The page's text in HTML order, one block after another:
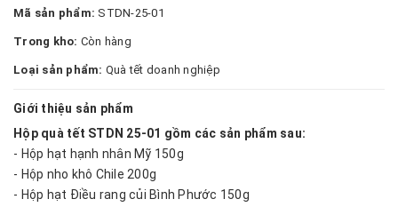
Mã sản phẩm: STDN-25-01
Trong kho: Còn hàng
Loại sản phẩm: Quà tết doanh nghiệp
Giới thiệu sản phẩm
Hộp quà tết STDN 25-01 gồm các sản phẩm sau:
- Hộp hạt hạnh nhân Mỹ 150g
- Hộp nho khô Chile 200g
- Hộp hạt Điều rang củi Bình Phước 150g